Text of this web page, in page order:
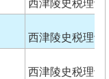
西津陵史税理士
西津陵史税理士
西津陵史税理士